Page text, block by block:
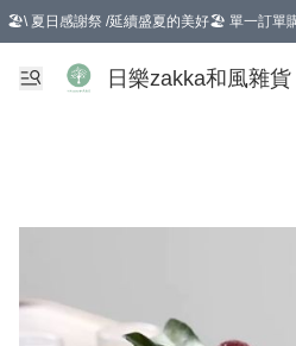
🏖️\ 夏日感謝祭 /延續盛夏的美好🏖️ 單一訂單
選擇GoGoX住宅/工商地址配送，單一訂單
日樂zakka和風雜貨